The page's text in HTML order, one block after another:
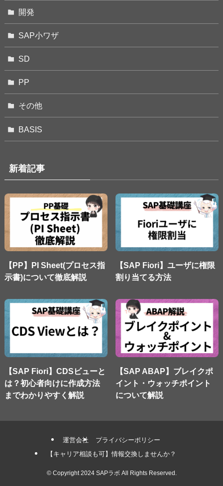
開発
SAP小ワザ
SD
PP
その他
BASIS
新着記事
【PP】PI Sheet(プロセス指
示書)について徹底解説
【SAP Fiori】ユーザに権限
割り当てる方法
【SAP Fiori】CDSビューと
は？初心者向けに作成方法
までわかりやすく解説
【SAP ABAP】ブレイクポ
イント・ウォッチポイント
について解説
運営会社
プライバシーポリシー
【キャリア相談も可】情報交換しませんか？
©Copyright 2024 SAPラボ All Rights Reserved.